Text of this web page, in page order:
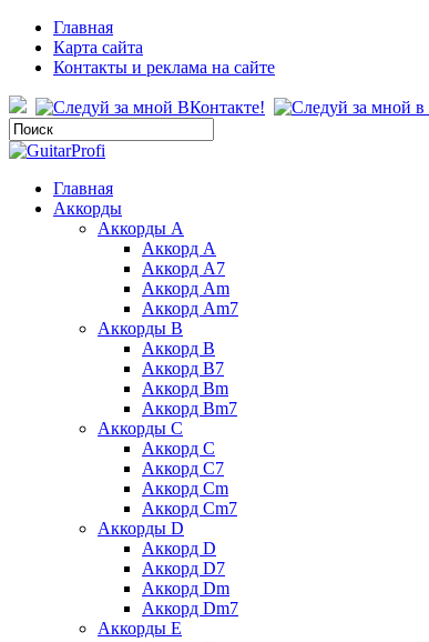
Главная
Карта сайта
Контакты и реклама на сайте
Главная
Аккорды
Аккорды A
Аккорд A
Аккорд A7
Аккорд Am
Аккорд Am7
Аккорды B
Аккорд B
Аккорд B7
Аккорд Bm
Аккорд Bm7
Аккорды C
Аккорд C
Аккорд C7
Аккорд Cm
Аккорд Cm7
Аккорды D
Аккорд D
Аккорд D7
Аккорд Dm
Аккорд Dm7
Аккорды E